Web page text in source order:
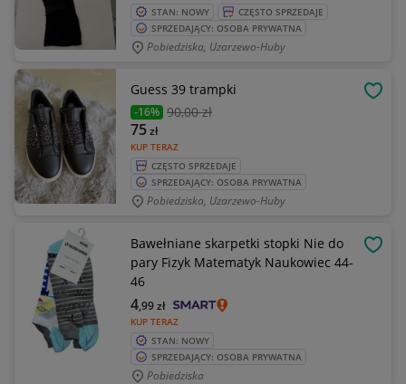
STAN: NOWY
CZĘSTO SPRZEDAJE
SPRZEDAJĄCY: OSOBA PRYWATNA
Pobiedziska, Uzarzewo-Huby
Guess 39 trampki
-16% 90,00 zł
KUP TERAZ
75zł
CZĘSTO SPRZEDAJE
SPRZEDAJĄCY: OSOBA PRYWATNA
Pobiedziska, Uzarzewo-Huby
Bawełniane skarpetki stopki Nie do
pary Fizyk Matematyk Naukowiec 44-
46
KUP TERAZ
4,99zł
STAN: NOWY
SPRZEDAJĄCY: OSOBA PRYWATNA
Pobiedziska